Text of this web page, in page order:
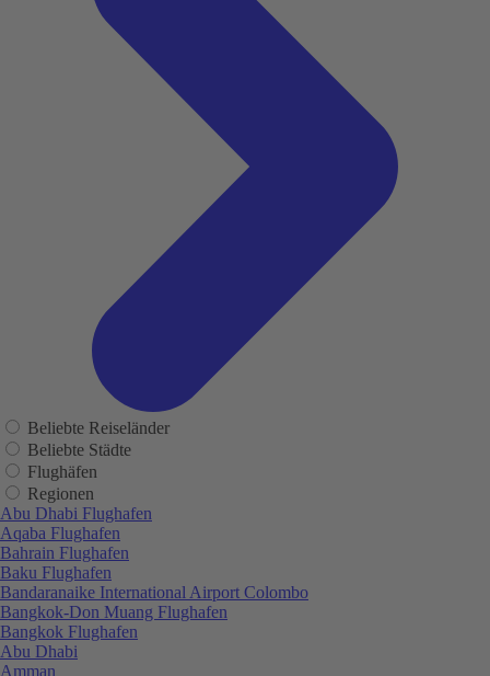
Beliebte Reiseländer
Beliebte Städte
Flughäfen
Regionen
Abu Dhabi Flughafen
Aqaba Flughafen
Bahrain Flughafen
Baku Flughafen
Bandaranaike International Airport Colombo
Bangkok-Don Muang Flughafen
Bangkok Flughafen
Abu Dhabi
Amman